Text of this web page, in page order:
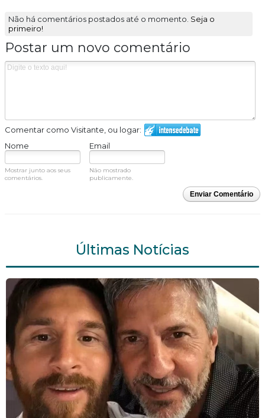
Não há comentários postados até o momento. Seja o
primeiro!
Postar um novo comentário
Comentar como Visitante, ou logar:
Nome
Email
Mostrar junto aos seus
comentários.
Não mostrado
publicamente.
Enviar Comentário
Últimas Notícias